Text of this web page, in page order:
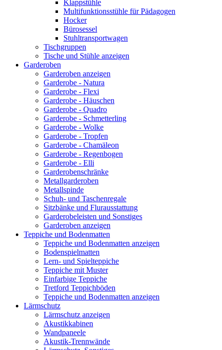
Klappstühle
Multifunktionsstühle für Pädagogen
Hocker
Bürosessel
Stuhltransportwagen
Tischgruppen
Tische und Stühle anzeigen
Garderoben
Garderoben anzeigen
Garderobe - Natura
Garderobe - Flexi
Garderobe - Häuschen
Garderobe - Quadro
Garderobe - Schmetterling
Garderobe - Wolke
Garderobe - Tropfen
Garderobe - Chamäleon
Garderobe - Regenbogen
Garderobe - Elli
Garderobenschränke
Metallgarderoben
Metallspinde
Schuh- und Taschenregale
Sitzbänke und Flurausstattung
Garderobeleisten und Sonstiges
Garderoben anzeigen
Teppiche und Bodenmatten
Teppiche und Bodenmatten anzeigen
Bodenspielmatten
Lern- und Spielteppiche
Teppiche mit Muster
Einfarbige Teppiche
Tretford Teppichböden
Teppiche und Bodenmatten anzeigen
Lärmschutz
Lärmschutz anzeigen
Akustikkabinen
Wandpaneele
Akustik-Trennwände